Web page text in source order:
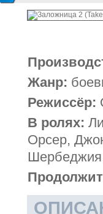
Жанр:
Режиссёр:
В ролях:
Орсер,